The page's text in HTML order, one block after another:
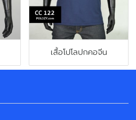
เสื้อโปโลปกคอจีน